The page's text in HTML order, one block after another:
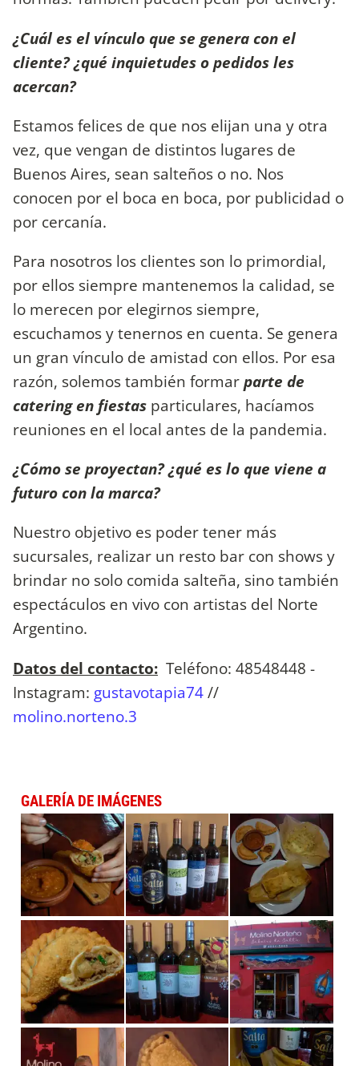
¿Cuál es el vínculo que se genera con el
cliente? ¿qué inquietudes o pedidos les
acercan?
Estamos felices de que nos elijan una y otra
vez, que vengan de distintos lugares de
Buenos Aires, sean salteños o no. Nos
conocen por el boca en boca, por publicidad o
por cercanía.
Para nosotros los clientes son lo primordial,
por ellos siempre mantenemos la calidad, se
lo merecen por elegirnos siempre,
escuchamos y tenernos en cuenta. Se genera
un gran vínculo de amistad con ellos. Por esa
razón, solemos también formarparte de
catering en fiestas particulares, hacíamos
reuniones en el local antes de la pandemia.
¿Cómo se proyectan? ¿qué es lo que viene a
futuro con la marca?
Nuestro objetivo es poder tener más
sucursales, realizar un resto bar con shows y
brindar no solo comida salteña, sino también
espectáculos en vivo con artistas del Norte
Argentino.
Datos del contacto: Teléfono: 48548448 -
Instagram: gustavotapia74//
molino.norteno.3
GALERÍA DE IMÁGENES